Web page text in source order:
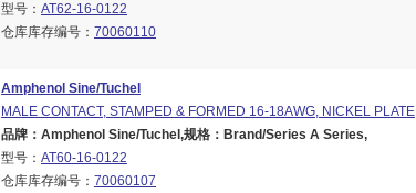
型号： AT62-16-0122
仓库库存编号： 70060110
Amphenol Sine/Tuchel
MALE CONTACT, STAMPED & FORMED 16-18AWG, NICKEL PLATE
品牌：Amphenol Sine/Tuchel,规格：Brand/Series A Series,
型号： AT60-16-0122
仓库库存编号： 70060107